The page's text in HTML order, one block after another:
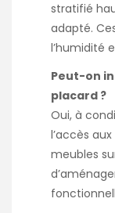
stratifié
adapté.
l’humidité
Peut-on
placard ?
Oui, à
l’accès
meubles